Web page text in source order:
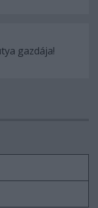
gazdája!